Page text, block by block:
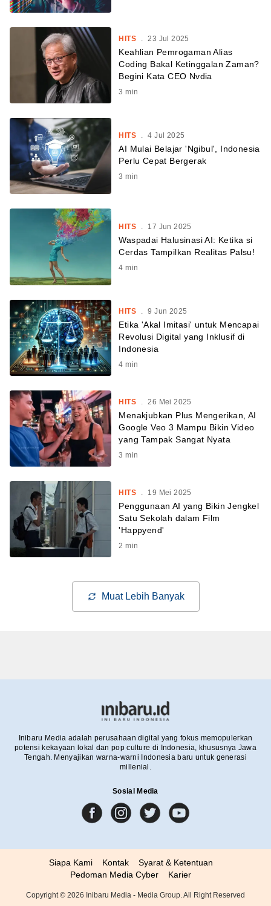
HITS . 23 Jul 2025
Keahlian Pemrogaman Alias
Coding Bakal Ketinggalan Zaman?
Begini Kata CEO Nvdia
3 min
HITS . 4 Jul 2025
AI Mulai Belajar 'Ngibul', Indonesia
Perlu Cepat Bergerak
3 min
HITS 17 Jun 2025
Waspadai Halusinasi AI: Ketika si
Cerdas Tampilkan Realitas Palsu!
4 min
HITS 9 Jun 2025
Etika 'Akal Imitasi' untuk Mencapai
Revolusi Digital yang Inklusif di
Indonesia
4 min
HITS . 26 Mei 2025
Menakjubkan Plus Mengerikan, AI
Google Veo 3 Mampu Bikin Video
yang Tampak Sangat Nyata
3 min
HITS . 19 Mei 2025
Penggunaan AI yang Bikin Jengkel
Satu Sekolah dalam Film
'Happyend'
2 min
Muat Lebih Banyak
Inibaru Media adalah perusahaan digital yang fokus memopulerkan
potensi kekayaan lokal dan pop culture di Indonesia, khususnya Jawa
Tengah. Menyajikan warna-warni Indonesia baru untuk generasi
millenial.
Sosial Media
Siapa Kami Kontak
Syarat & Ketentuan
Pedoman Media Cyber
Karier
Copyright © 2026 Inibaru Media - Media Group. All Right Reserved